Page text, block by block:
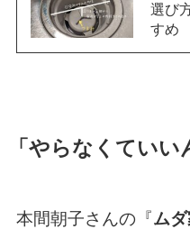
選び
すめ
「やらなくてい
本間朝子さんの『ム